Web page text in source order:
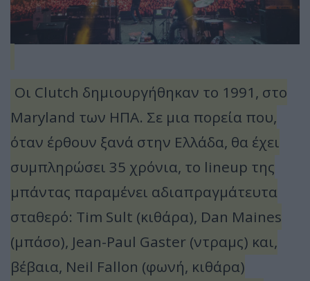
Οι Clutch δημιουργήθηκαν το 1991, στο
Maryland των ΗΠΑ. Σε μια πορεία που,
όταν έρθουν ξανά στην Ελλάδα, θα έχει
συμπληρώσει 35 χρόνια, το lineup της
μπάντας παραμένει αδιαπραγμάτευτα
σταθερό: Tim Sult (κιθάρα), Dan Maines
(μπάσο), Jean-Paul Gaster (ντραμς) και,
βέβαια, Neil Fallon (φωνή, κιθάρα)